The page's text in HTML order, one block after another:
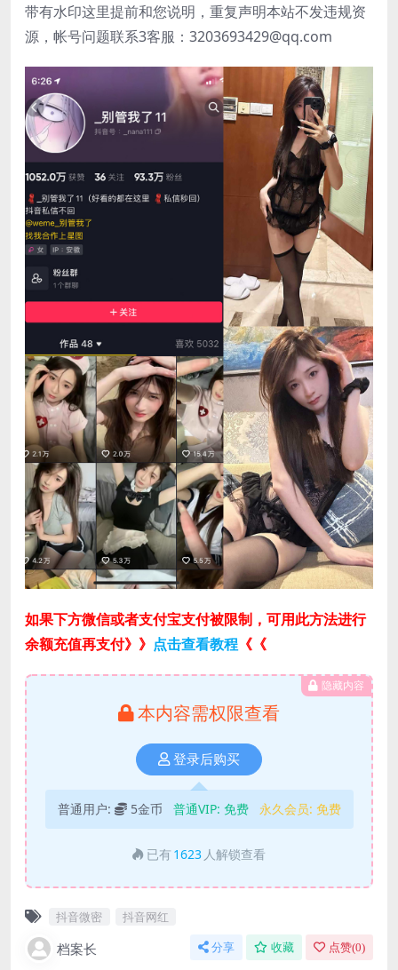
带有水印这里提前和您说明，重复声明本站不发违规资
源，帐号问题联系3客服：3203693429@qq.com
如果下方微信或者支付宝支付被限制，可用此方法进行
余额充值再支付》》 点击查看教程 《《
隐藏内容
本内容需权限查看
登录后购买
普通用户: 5金币 普通VIP: 免费 永久会员: 免费
已有 1623 人解锁查看
抖音微密 抖音网红
档案长 分享 收藏 点赞(0)